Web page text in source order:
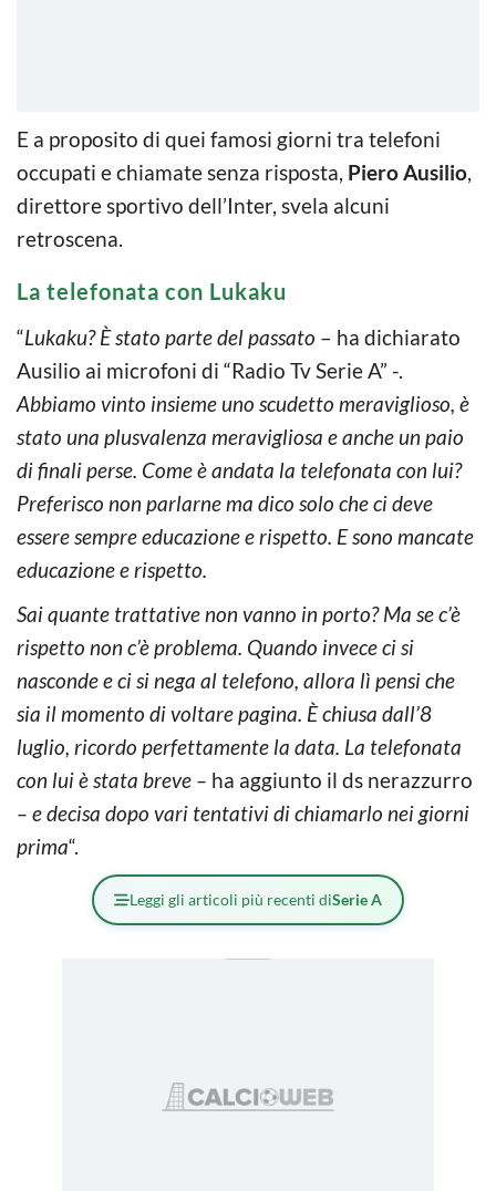
E a proposito di quei famosi giorni tra telefoni
occupati e chiamate senza risposta, Piero Ausilio,
direttore sportivo dell’Inter, svela alcuni
retroscena.
La telefonata con Lukaku
“Lukaku? È stato parte del passato – ha dichiarato
Ausilio ai microfoni di “Radio Tv Serie A” -.
Abbiamo vinto insieme uno scudetto meraviglioso, è
stato una plusvalenza meravigliosa e anche un paio
di finali perse. Come è andata la telefonata con lui?
Preferisco non parlarne ma dico solo che ci deve
essere sempre educazione e rispetto. E sono mancate
educazione e rispetto.
Sai quante trattative non vanno in porto? Ma se c’è
rispetto non c’è problema. Quando invece ci si
nasconde e ci si nega al telefono, allora lì pensi che
sia il momento di voltare pagina. È chiusa dall’8
luglio, ricordo perfettamente la data. La telefonata
con lui è stata breve – ha aggiunto il ds nerazzurro
– e decisa dopo vari tentativi di chiamarlo nei giorni
prima“.
Leggi gli articoli più recenti diSerie A